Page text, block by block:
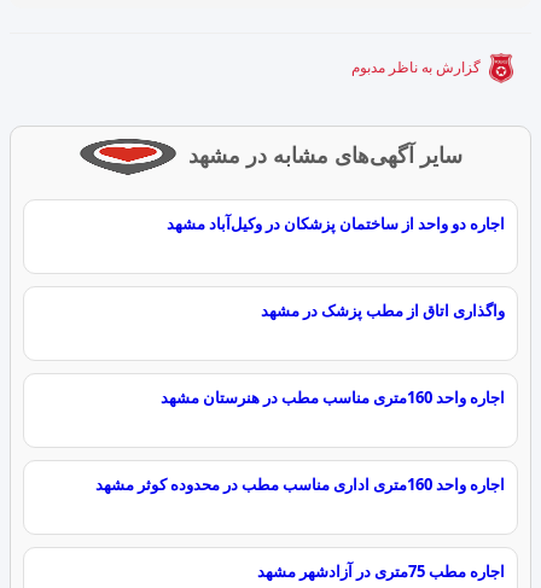
گزارش به ناظر مدبوم
سایر آگهی‌های مشابه در مشهد
اجاره دو واحد از ساختمان پزشکان در وکیل‌آباد مشهد
واگذاری اتاق از مطب پزشک در مشهد
اجاره واحد 160متری مناسب مطب در هنرستان مشهد
اجاره واحد 160متری اداری مناسب مطب در محدوده کوثر مشهد
اجاره مطب 75متری در آزادشهر مشهد